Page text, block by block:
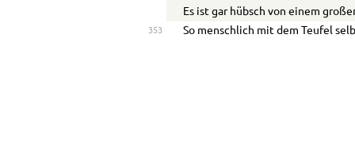
Es ist gar hübsch von einem
353 So menschlich mit dem Teufel